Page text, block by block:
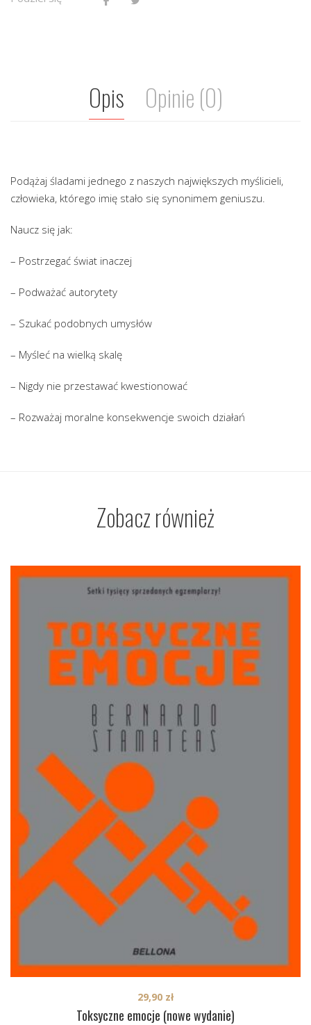
Opis Opinie (0)
Podążaj śladami jednego z naszych największych myślicieli,
człowieka, którego imię stało się synonimem geniuszu.
Naucz się jak:
– Postrzegać świat inaczej
– Podważać autorytety
– Szukać podobnych umysłów
– Myśleć na wielką skalę
– Nigdy nie przestawać kwestionować
– Rozważaj moralne konsekwencje swoich działań
Zobacz również
Toksyczne emocje (nowe wydanie)
29,90 zł